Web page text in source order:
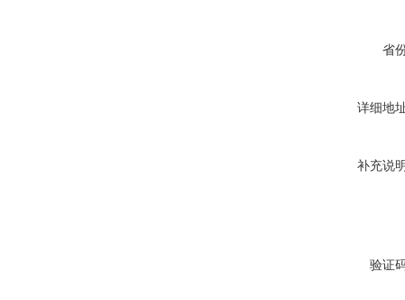
省
详细地
补充说
验证